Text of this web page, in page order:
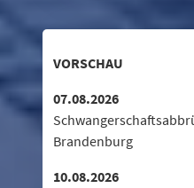
VORSCHAU
07.08.2026
Brandenburg
10.08.2026